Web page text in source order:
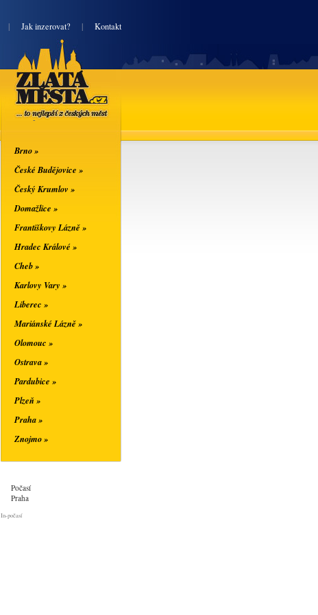
| Jak inzerovat? | Kontakt
Zlatá města
... to nejlepší z
českých měst
Brno »
České Budějovice »
Český Krumlov »
Domažlice »
Františkovy Lázně »
Hradec Králové »
Cheb »
Karlovy Vary »
Liberec »
Mariánské Lázně »
Olomouc »
Ostrava »
Pardubice »
Plzeň »
Praha »
Znojmo »
Počasí
Praha
In-počasí